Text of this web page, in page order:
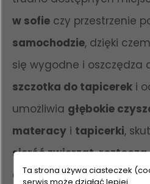
w sofie czy przestrzenie
samochodzie, dzięki
się wygodne i oszczędza
szczotka do tapicerek i
umożliwia głębokie
materacy i tapicerki,
sierść zwierząt,roztocza
alergeny, co czyni ją
Ta strona używa ciasteczek